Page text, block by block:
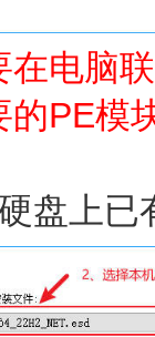
电脑
的PE模
盘上已